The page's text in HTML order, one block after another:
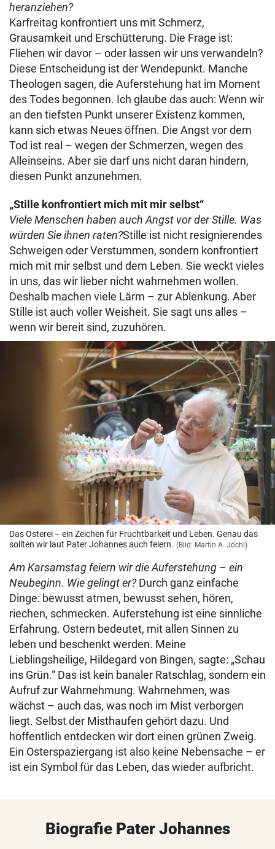
heranziehen?
Karfreitag konfrontiert uns mit Schmerz,
Grausamkeit und Erschütterung. Die Frage ist:
Fliehen wir davor – oder lassen wir uns verwandeln?
Diese Entscheidung ist der Wendepunkt. Manche
Theologen sagen, die Auferstehung hat im Moment
des Todes begonnen. Ich glaube das auch: Wenn wir
an den tiefsten Punkt unserer Existenz kommen,
kann sich etwas Neues öffnen. Die Angst vor dem
Tod ist real – wegen der Schmerzen, wegen des
Alleinseins. Aber sie darf uns nicht daran hindern,
diesen Punkt anzunehmen.
„Stille konfrontiert mich mit mir selbst“
Viele Menschen haben auch Angst vor der Stille. Was
würden Sie ihnen raten?Stille ist nicht resignierendes
Schweigen oder Verstummen, sondern konfrontiert
mich mit mir selbst und dem Leben. Sie weckt vieles
in uns, das wir lieber nicht wahrnehmen wollen.
Deshalb machen viele Lärm – zur Ablenkung. Aber
Stille ist auch voller Weisheit. Sie sagt uns alles –
wenn wir bereit sind, zuzuhören.
Das Osterei – ein Zeichen für Fruchtbarkeit und Leben. Genau das
sollten wir laut Pater Johannes auch feiern. (Bild: Martin A. Jöchl)
Am Karsamstag feiern wir die Auferstehung – ein
Neubeginn. Wie gelingt er?Durch ganz einfache
Dinge: bewusst atmen, bewusst sehen, hören,
riechen, schmecken. Auferstehung ist eine sinnliche
Erfahrung. Ostern bedeutet, mit allen Sinnen zu
leben und beschenkt werden. Meine
Lieblingsheilige, Hildegard von Bingen, sagte: „Schau
ins Grün.“ Das ist kein banaler Ratschlag, sondern ein
Aufruf zur Wahrnehmung. Wahrnehmen, was
wächst – auch das, was noch im Mist verborgen
liegt. Selbst der Misthaufen gehört dazu. Und
hoffentlich entdecken wir dort einen grünen Zweig.
Ein Osterspaziergang ist also keine Nebensache – er
ist ein Symbol für das Leben, das wieder aufbricht.
Biografie Pater Johannes